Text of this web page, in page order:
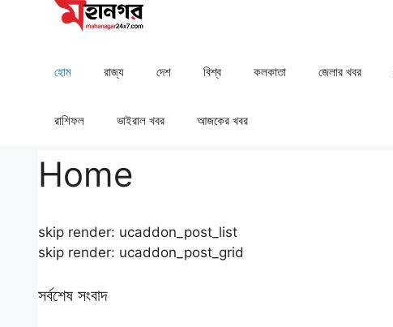
হোম রাজ্য দেশ ⁠বিশ্ব কলকাতা ⁠⁠জেলার খবর
রাশিফল ⁠⁠ভাইরাল খবর আজকের খবর
Home
skip render: ucaddon_post_list
skip render: ucaddon_post_grid
সর্বশেষ সংবাদ